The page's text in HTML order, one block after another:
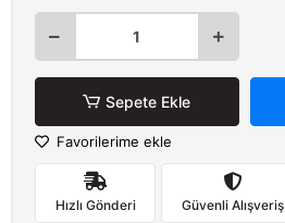
Sepete Ekle
Favorilerime ekle
Hızlı Gönderi Güvenli Alışveriş